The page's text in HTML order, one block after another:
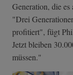
Generation, die
"Drei
profitiert", fügt
Jetzt bleiben
müssen."